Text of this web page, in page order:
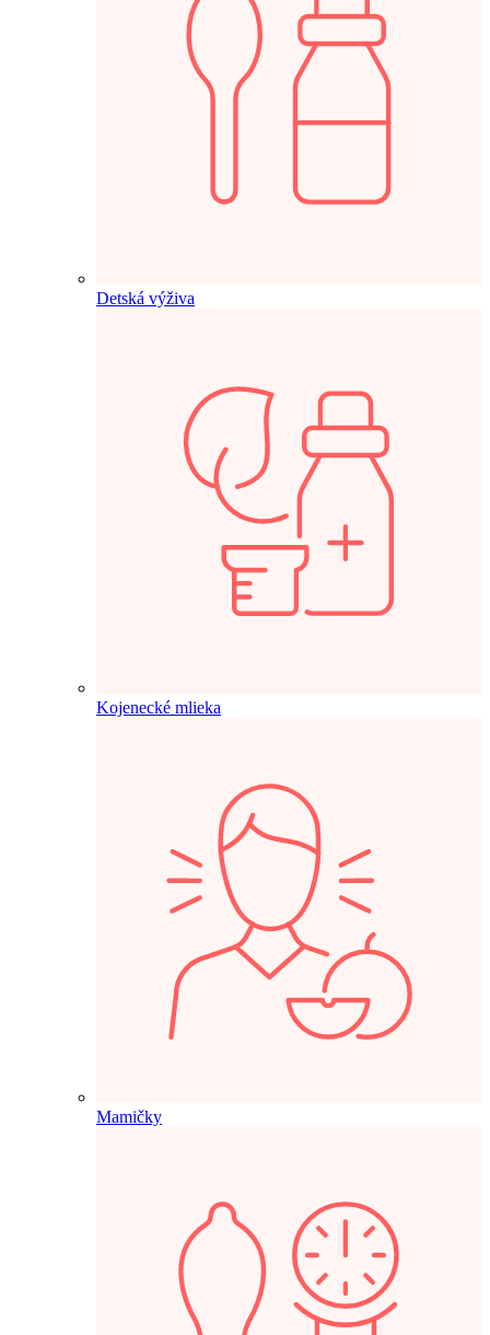
Detská výživa
Kojenecké mlieka
Mamičky